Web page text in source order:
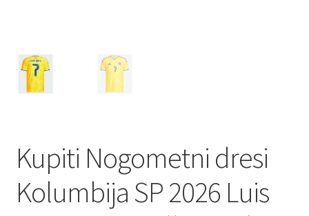
Kupiti Nogometni dresi
Kolumbija SP 2026 Luis